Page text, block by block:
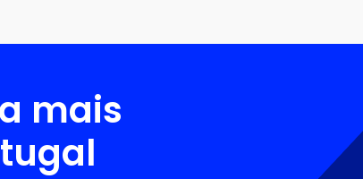
mais